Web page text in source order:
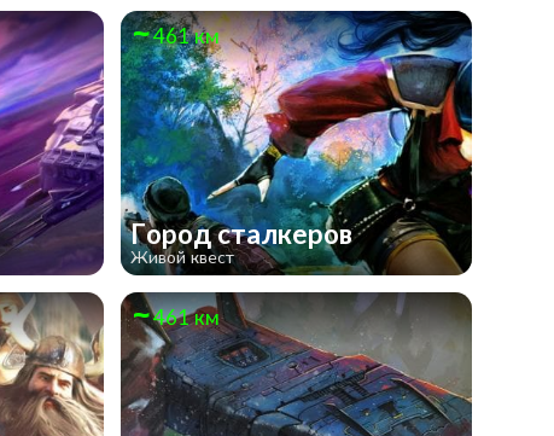
461 км
Город сталкеров
Живой квест
461 км